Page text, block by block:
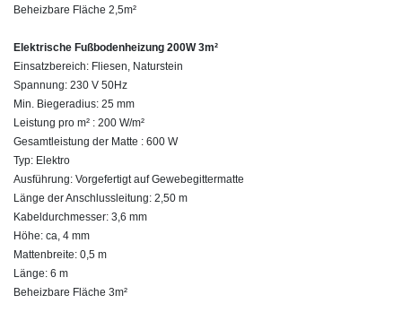
Beheizbare Fläche 2,5m²
Elektrische Fußbodenheizung 200W 3m²
Einsatzbereich: Fliesen, Naturstein
Spannung: 230 V 50Hz
Min. Biegeradius: 25 mm
Leistung pro m² : 200 W/m²
Gesamtleistung der Matte : 600 W
Typ: Elektro
Ausführung: Vorgefertigt auf Gewebegittermatte
Länge der Anschlussleitung: 2,50 m
Kabeldurchmesser: 3,6 mm
Höhe: ca, 4 mm
Mattenbreite: 0,5 m
Länge: 6 m
Beheizbare Fläche 3m²